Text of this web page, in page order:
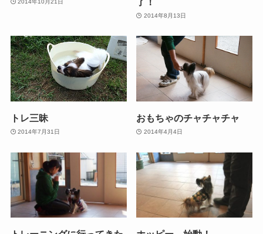
2014年10月21日
2014年8月13日
トレ三昧
2014年7月31日
おもちゃのチャチャチャ
2014年4月4日